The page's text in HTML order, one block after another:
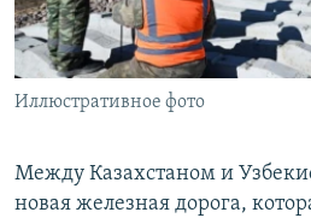
Иллюстративное фото
Между Казахстаном и
новая железная дорога,